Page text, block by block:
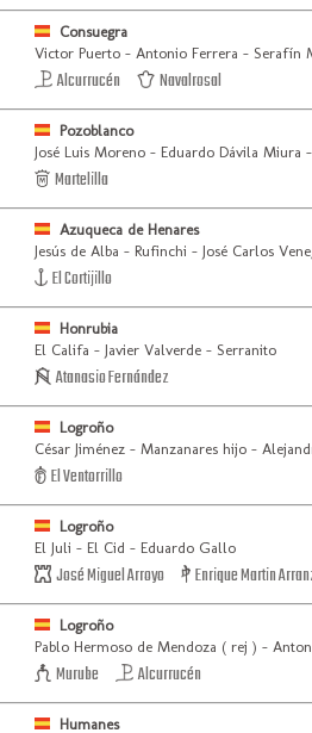
Consuegra
Victor Puerto - Antonio Ferrera - Serafín
Alcurrucén Navalrosal
Pozoblanco
José Luis Moreno - Eduardo Dávila Miura
Martelilla
Azuqueca de Henares
Jesús de Alba - Rufinchi - José Carlos
El Cortijillo
Honrubia
El Califa - Javier Valverde - Serranito
Atanasio Fernández
Logroño
César Jiménez - Manzanares hijo -
El Ventorrillo
Logroño
El Juli - El Cid - Eduardo Gallo
José Miguel Arroyo Enrique Martin
Logroño
Pablo Hermoso de Mendoza ( rej ) -
Murube Alcurrucén
Humanes